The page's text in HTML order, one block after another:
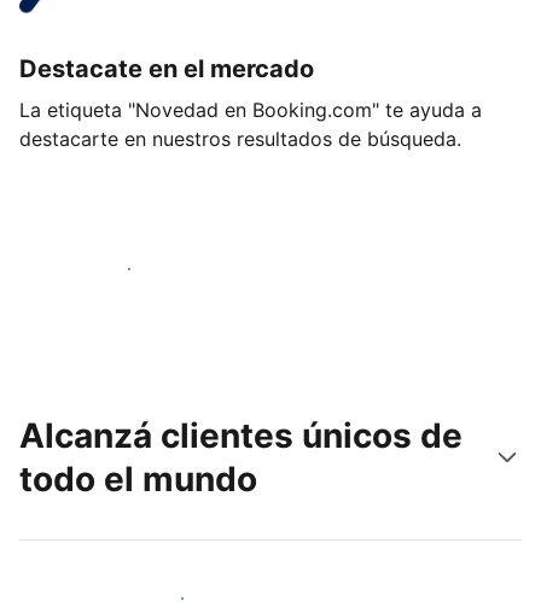
Destacate en el mercado
La etiqueta "Novedad en Booking.com" te ayuda a
destacarte en nuestros resultados de búsqueda.
Empezá hoy mismo
Alcanzá clientes únicos de
todo el mundo
Llegá a huéspedes nuevos hoy